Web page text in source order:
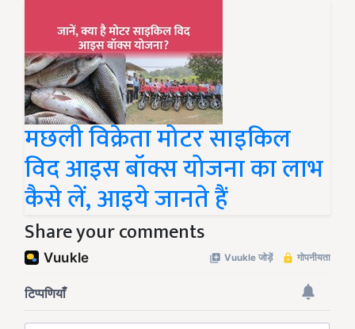
मछली विक्रेता मोटर साइकिल
विद आइस बॉक्स योजना का लाभ
कैसे लें, आइये जानते हैं
Share your comments